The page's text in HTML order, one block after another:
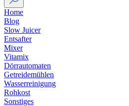
Home
Blog
Slow Juicer
Entsafter
Mixer
Vitamix
Dörrautomaten
Getreidemühlen
Wasserreinigung
Rohkost
Sonstiges